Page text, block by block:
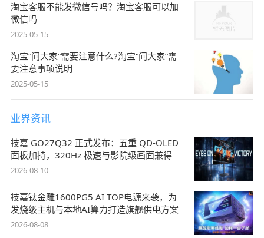
淘宝客服不能发微信号吗？淘宝客服可以加
微信吗
2025-05-15
淘宝“问大家”需要注意什么?淘宝“问大家”需
要注意事项说明
2025-05-15
业界资讯
技嘉 GO27Q32 正式发布：五重 QD-OLED
面板加持，320Hz 极速与影院级画面兼得
2026-08-10
技嘉钛金雕1600PG5 AI TOP电源来袭，为
发烧级主机与本地AI算力打造旗舰供电方案
2026-08-08